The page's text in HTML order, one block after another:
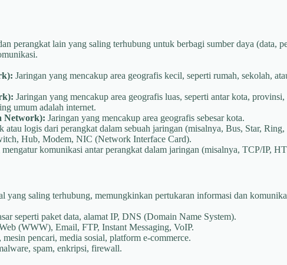
perangkat lain yang saling terhubung untuk berbagi sumber daya (data,
Jaringan yang mencakup area geografis kecil, seperti rumah, sekolah,
Jaringan yang mencakup area geografis luas, seperti antar kota, provinsi,
umum adalah internet.
Network): Jaringan yang mencakup area geografis sebesar kota.
atau logis dari perangkat dalam sebuah jaringan (misalnya, Bus, Star, Ring,
Hub, Modem, NIC (Network Interface Card).
komunikasi antar perangkat dalam jaringan (misalnya, TCP/IP,
yang saling terhubung, memungkinkan pertukaran informasi dan
seperti paket data, alamat IP, DNS (Domain Name System).
(WWW), Email, FTP, Instant Messaging, VoIP.
pencari, media sosial, platform e-commerce.
spam, enkripsi, firewall.